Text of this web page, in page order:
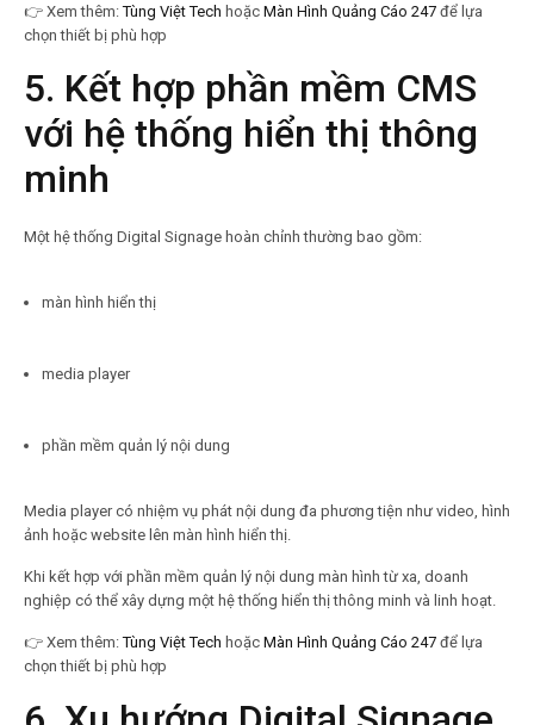
👉 Xem thêm: Tùng Việt Tech hoặc Màn Hình Quảng Cáo 247 để lựa
chọn thiết bị phù hợp
5. Kết hợp phần mềm CMS
với hệ thống hiển thị thông
minh
Một hệ thống Digital Signage hoàn chỉnh thường bao gồm:
màn hình hiển thị
media player
phần mềm quản lý nội dung
Media player có nhiệm vụ phát nội dung đa phương tiện như video, hình
ảnh hoặc website lên màn hình hiển thị.
Khi kết hợp với phần mềm quản lý nội dung màn hình từ xa, doanh
nghiệp có thể xây dựng một hệ thống hiển thị thông minh và linh hoạt.
👉 Xem thêm: Tùng Việt Tech hoặc Màn Hình Quảng Cáo 247 để lựa
chọn thiết bị phù hợp